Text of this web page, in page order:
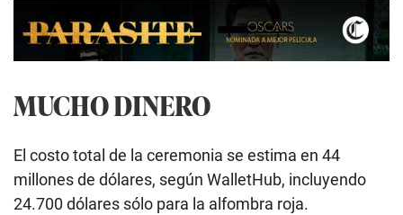
MUCHO DINERO
El costo total de la ceremonia se estima en 44
millones de dólares, según WalletHub, incluyendo
24.700 dólares sólo para la alfombra roja.